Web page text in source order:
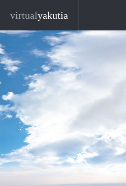
virtualyakutia